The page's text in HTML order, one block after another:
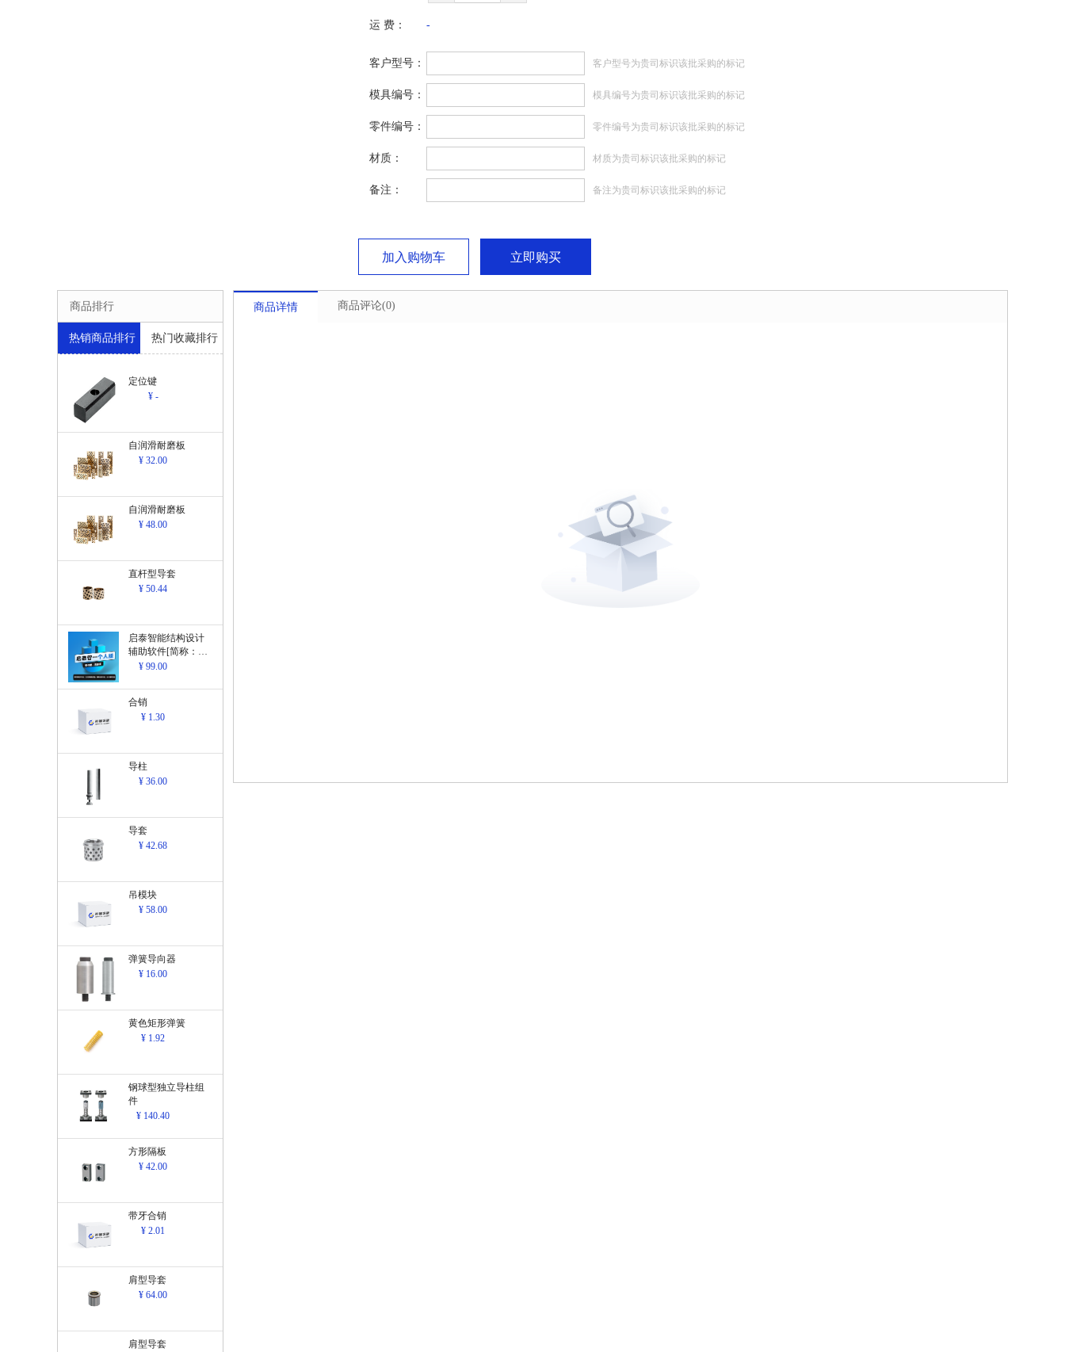
运 费： -
客户型号： 客户型号为贵司标识该批采购的标记
模具编号： 模具编号为贵司标识该批采购的标记
零件编号： 零件编号为贵司标识该批采购的标记
材质： 材质为贵司标识该批采购的标记
备注： 备注为贵司标识该批采购的标记
加入购物车 立即购买
商品排行
热销商品排行 热门收藏排行
定位键
¥ -
自润滑耐磨板
¥ 32.00
自润滑耐磨板
¥ 48.00
直杆型导套
¥ 50.44
启泰智能结构设计
辅助软件[简称：结
构设计辅助软
¥ 99.00
合销
¥ 1.30
导柱
¥ 36.00
导套
¥ 42.68
吊模块
¥ 58.00
弹簧导向器
¥ 16.00
黄色矩形弹簧
¥ 1.92
钢球型独立导柱组
件
¥ 140.40
方形隔板
¥ 42.00
带牙合销
¥ 2.01
肩型导套
¥ 64.00
肩型导套
商品详情 商品评论(0)